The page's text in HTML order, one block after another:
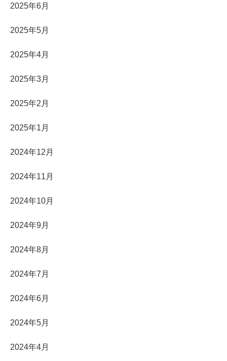
2025年6月
2025年5月
2025年4月
2025年3月
2025年2月
2025年1月
2024年12月
2024年11月
2024年10月
2024年9月
2024年8月
2024年7月
2024年6月
2024年5月
2024年4月